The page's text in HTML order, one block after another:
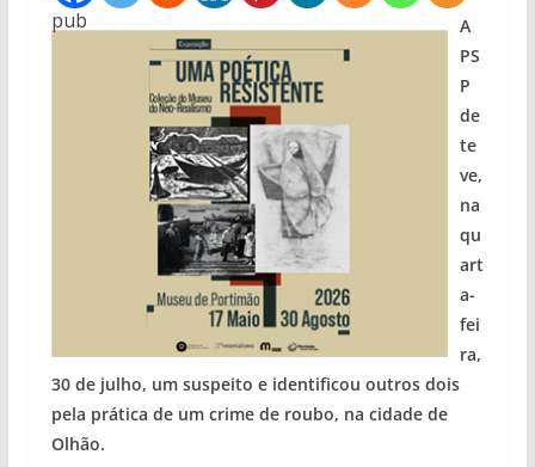
pub
A
PS
P
de
te
ve,
na
qu
art
a-
fei
ra,
30 de julho, um suspeito e identificou outros dois
pela prática de um crime de roubo, na cidade de
Olhão.